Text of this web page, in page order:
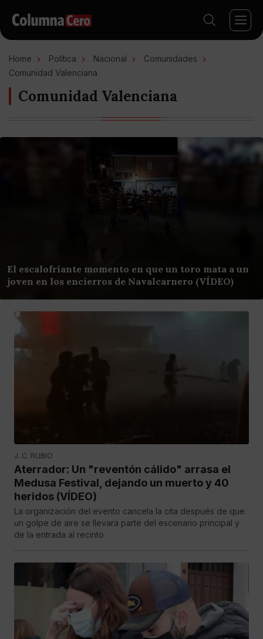
Home Política Nacional
Comunidades
Comunidad Valenciana
Comunidad Valenciana
El escalofriante momento en que un toro mata a un
joven en los encierros de Navalcarnero (VÍDEO)
J. C. RUBIO
Aterrador: Un "reventón cálido" arrasa el
Medusa Festival, dejando un muerto y 40
heridos (VÍDEO)
La organización del evento cancela la cita después de que
un golpe de aire se llevara parte del escenario principal y
de la entrada al recinto